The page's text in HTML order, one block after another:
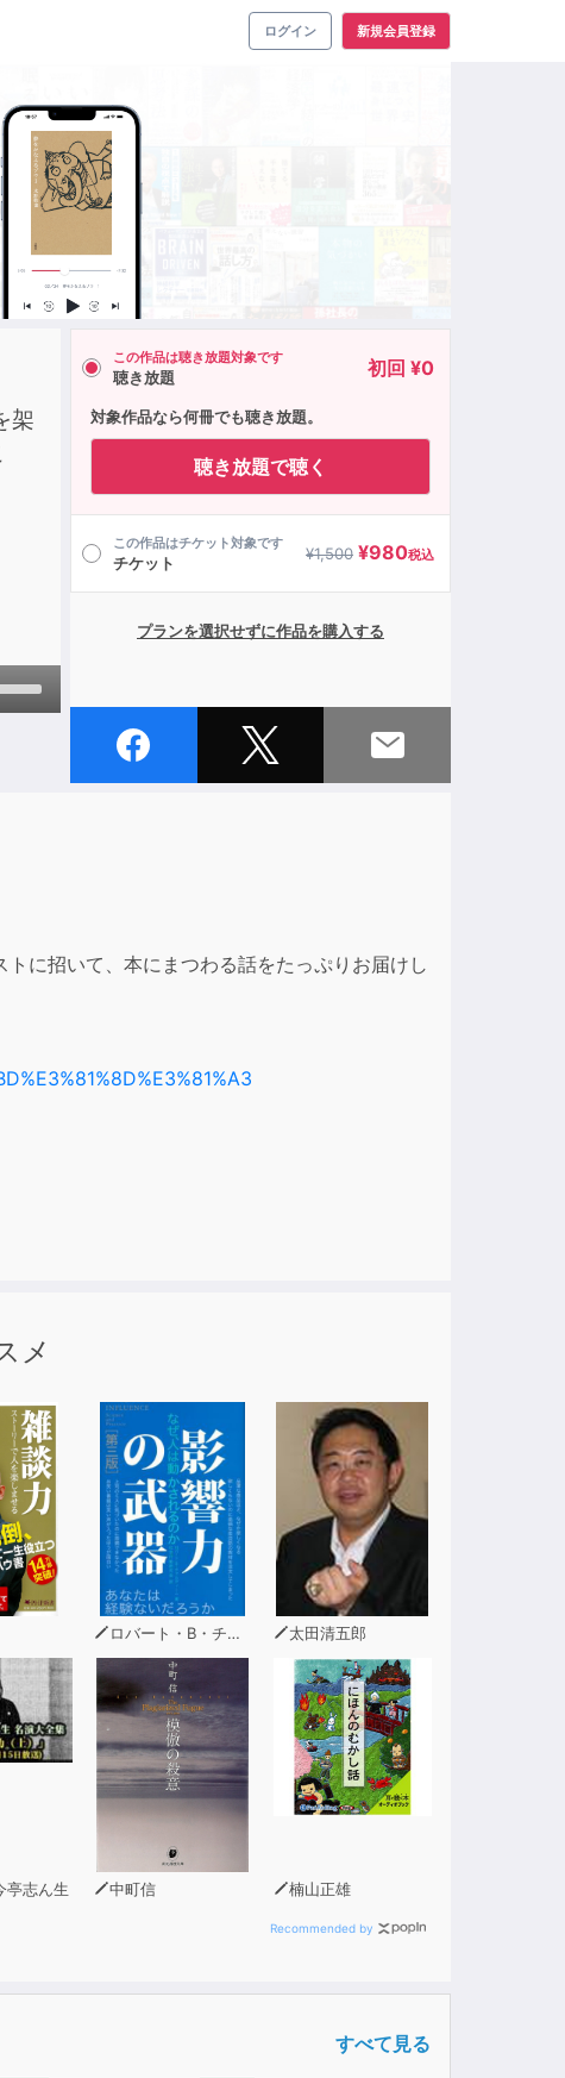
ログイン 新規会員登録
架
この作品は聴き放題対象です
聴き放題 初回 ¥0
対象作品なら何冊でも聴き放題。
聴き放題で聴く
この作品はチケット対象です
チケット ¥1,500 ¥980税込
プランを選択せずに作品を購入する
に招いて、本にまつわる話をたっぷりお届けし
メ
ロバート・B・チャルディーニ 太田清五郎
亭志ん生 中町信 楠山正雄
Recommended by
すべて見る